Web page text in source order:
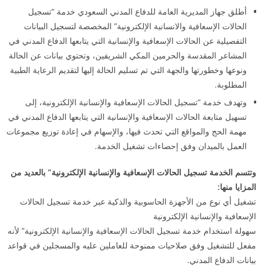
أطلق جهاز المديرية العامة للدفاع المدني السعودي خدمة “تسجيل
الحالات الإسعافية والانسانية الإلكترونية” المخصصة لتسجيل البيانات
التفصيلية عن الحالات الإسعافية والإنسانية التي يتابعها الدفاع المدني في
المشاعر المقدسة والحرمين المكي الشريفين، وتحتوي بيانات عن الحالة
ونوعها وخطورتها والجهة التي تم تسليم الحالة إليها لتقديم الرعاية الطبية
المطلوبة.
وتهدف خدمة “تسجيل الحالات الإسعافية والإنسانية الإلكترونية، إلى
تسهيل متابعة الحالات الإسعافية والإنسانية التي يتابعها الدفاع المدني في
مهمة الحج والمواقع التي تحدث فيها، والإسهام في إعادة توزيع مجموعات
العمل بالميدان وفق إحصاءات تشغيل الخدمة.
وتتسم الخدمة تسجيل الحالات الإسعافية والإنسانية الإلكترونية” بالعديد من
المزايا منها:
تشغيل أي نوع من الأجهزة الحاسوبية والذكية عبر خدمة تسجيل الحالات
الإسعافية والإنسانية الإلكترونية
سهولة استخدام خدمة تسجيل الحالات الإسعافية والإنسانية الإلكترونية” لأنه
مفعل للتشغيل وفق صلاحيات ممنوحة للعاملين عليه والمسجلين في قواعد
بيانات الدفاع المدني.